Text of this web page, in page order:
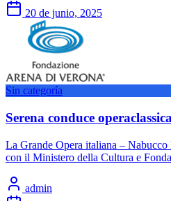
20 de junio, 2025
Sin categoría
Serena conduce
La Grande Opera italiana –
con il Ministero della Cultura e
admin